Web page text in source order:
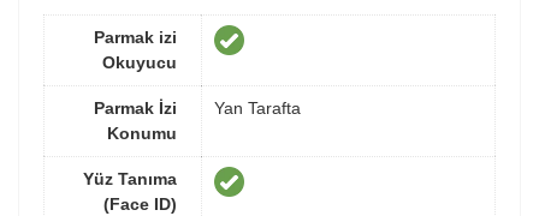
Parmak izi
Okuyucu
Parmak İzi
Konumu
Yan Tarafta
Yüz Tanıma
(Face ID)